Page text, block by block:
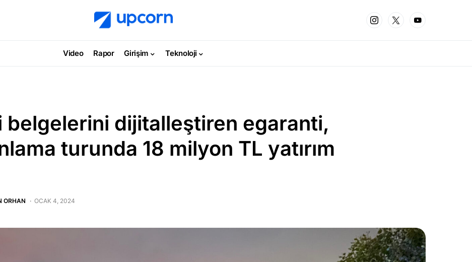
Video Rapor Girişim Teknoloji
belgelerini dijitalleştiren egaranti,
turunda 18 milyon TL yatırım
ORHAN OCAK 4, 2024